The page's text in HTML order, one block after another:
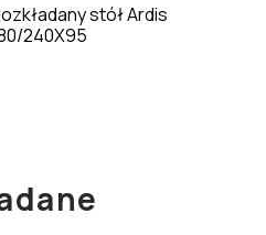
stół Ardis
240X95